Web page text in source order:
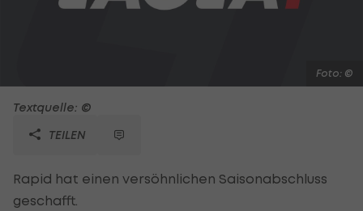
Foto: ©
Textquelle: ©
TEILEN
Rapid hat einen versöhnlichen Saisonabschluss
geschafft.